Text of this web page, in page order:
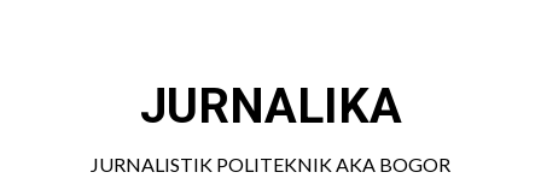
JURNALIKA
JURNALISTIK POLITEKNIK AKA BOGOR